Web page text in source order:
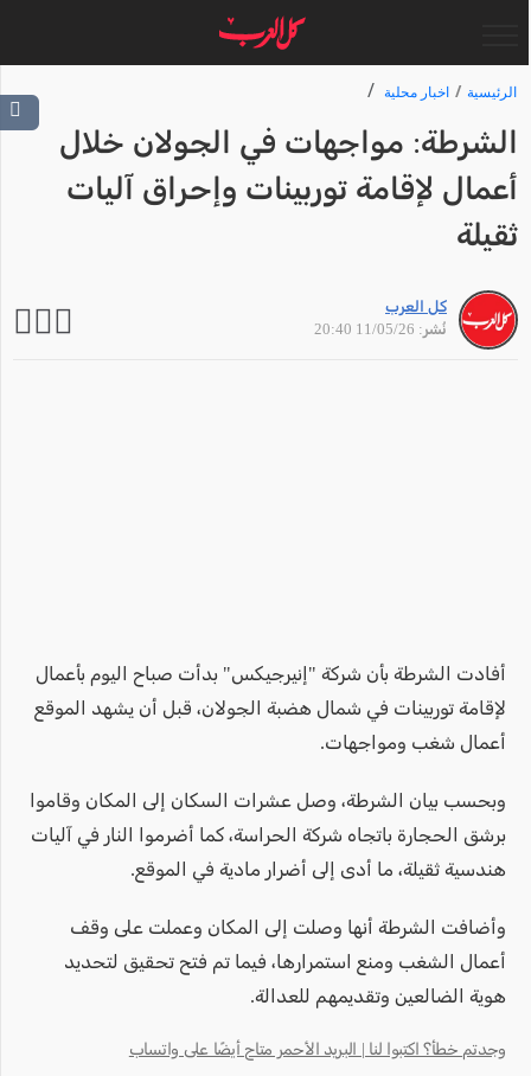
الرئيسية اخبار محلية
الشرطة: مواجهات في الجولان خلال
أعمال لإقامة توربينات وإحراق آليات
ثقيلة
كل العرب
نُشر: 11/05/26 20:40
أفادت الشرطة بأن شركة "إنيرجيكس" بدأت صباح اليوم بأعمال
لإقامة توربينات في شمال هضبة الجولان، قبل أن يشهد الموقع
أعمال شغب ومواجهات.
وبحسب بيان الشرطة، وصل عشرات السكان إلى المكان وقاموا
برشق الحجارة باتجاه شركة الحراسة، كما أضرموا النار في آليات
هندسية ثقيلة، ما أدى إلى أضرار مادية في الموقع.
وأضافت الشرطة أنها وصلت إلى المكان وعملت على وقف
أعمال الشغب ومنع استمرارها، فيما تم فتح تحقيق لتحديد
هوية الضالعين وتقديمهم للعدالة.
وجدتم خطأ؟ اكتبوا لنا | البريد الأحمر متاح أيضًا على واتساب